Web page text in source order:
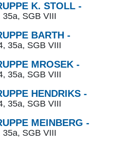
K. STOLL -
SGB VIII
BARTH -
35a, SGB VIII
MROSEK -
35a, SGB VIII
HENDRIKS -
35a, SGB VIII
MEINBERG -
SGB VIII